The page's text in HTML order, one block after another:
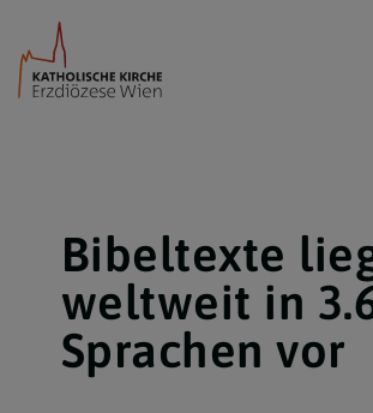
Bibeltexte
weltweit in
Sprachen vor